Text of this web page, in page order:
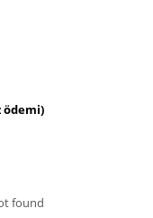
ödemi)
found